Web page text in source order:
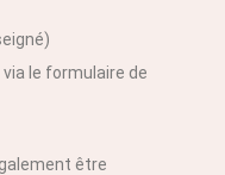
le formulaire de
être